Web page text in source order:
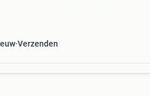
Verzenden